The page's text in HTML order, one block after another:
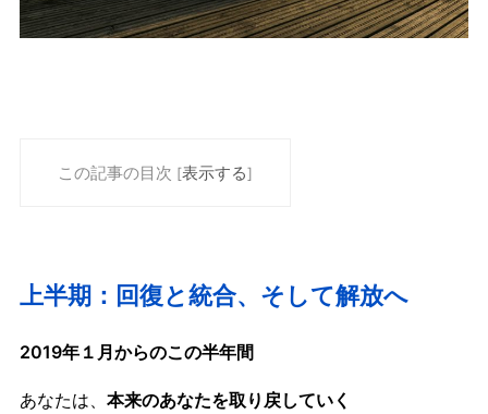
この記事の目次 [表示する]
上半期：回復と統合、そして解放へ
2019年１月からのこの半年間
あなたは、 本来のあなたを取り戻していく